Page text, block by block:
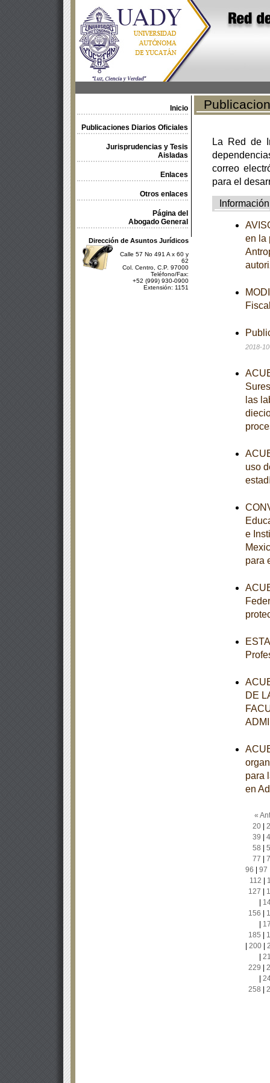
Inicio
Publicaciones Diarios Oficiales
Jurisprudencias y Tesis
Aisladas
Enlaces
Otros enlaces
Página del
Abogado General
Dirección de Asuntos Jurídicos
Calle 57 No 491 A x 60 y
62
Col. Centro, C.P. 97000
Teléfono/Fax:
+52 (999) 930-0900
Extensión: 1151
La Red de
correo
para el
Información
en la
2018-
las
uso
e
para
DE
para
en
«
20|
39
58
77
96
97
112
127
156
185
200|
229
258